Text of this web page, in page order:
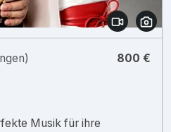
800 €
Musik für ihre